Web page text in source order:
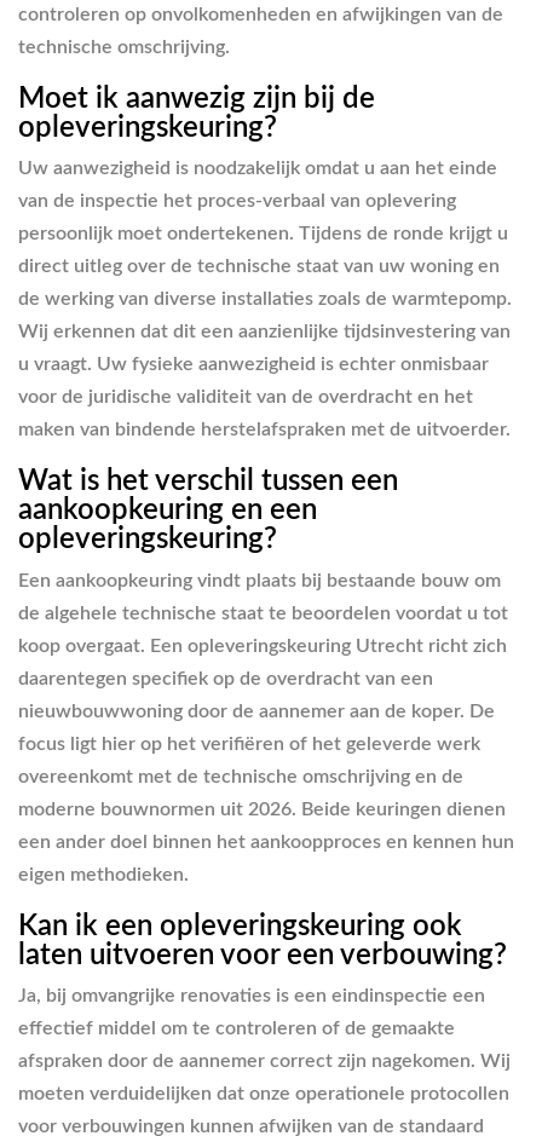
controleren op onvolkomenheden en afwijkingen van de
technische omschrijving.
Moet ik aanwezig zijn bij de
opleveringskeuring?
Uw aanwezigheid is noodzakelijk omdat u aan het einde
van de inspectie het proces-verbaal van oplevering
persoonlijk moet ondertekenen. Tijdens de ronde krijgt u
direct uitleg over de technische staat van uw woning en
de werking van diverse installaties zoals de warmtepomp.
Wij erkennen dat dit een aanzienlijke tijdsinvestering van
u vraagt. Uw fysieke aanwezigheid is echter onmisbaar
voor de juridische validiteit van de overdracht en het
maken van bindende herstelafspraken met de uitvoerder.
Wat is het verschil tussen een
aankoopkeuring en een
opleveringskeuring?
Een aankoopkeuring vindt plaats bij bestaande bouw om
de algehele technische staat te beoordelen voordat u tot
koop overgaat. Een opleveringskeuring Utrecht richt zich
daarentegen specifiek op de overdracht van een
nieuwbouwwoning door de aannemer aan de koper. De
focus ligt hier op het verifiëren of het geleverde werk
overeenkomt met de technische omschrijving en de
moderne bouwnormen uit 2026. Beide keuringen dienen
een ander doel binnen het aankoopproces en kennen hun
eigen methodieken.
Kan ik een opleveringskeuring ook
laten uitvoeren voor een verbouwing?
Ja, bij omvangrijke renovaties is een eindinspectie een
effectief middel om te controleren of de gemaakte
afspraken door de aannemer correct zijn nagekomen. Wij
moeten verduidelijken dat onze operationele protocollen
voor verbouwingen kunnen afwijken van de standaard